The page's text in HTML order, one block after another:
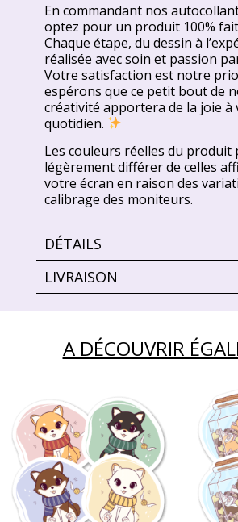
En commandant nos
optez pour un produit 100%
Chaque étape, du dessin à
réalisée avec soin et passion
Votre satisfaction est notre
espérons que ce petit bout de
créativité apportera de la joie à
quotidien.
Les couleurs réelles du produit
légèrement différer de celles
votre écran en raison des
calibrage des moniteurs.
DÉTAILS
LIVRAISON
A DÉCOUVRIR